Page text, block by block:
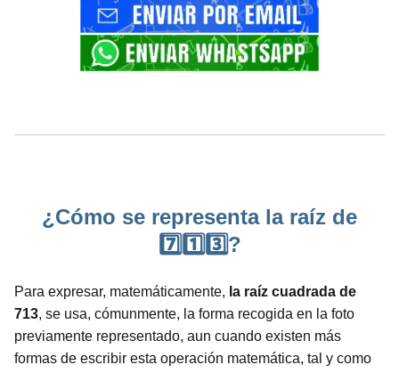
¿Cómo se representa la raíz de
7️⃣1️⃣3️⃣?
Para expresar, matemáticamente, la raíz cuadrada de
713, se usa, cómunmente, la forma recogida en la foto
previamente representado, aun cuando existen más
formas de escribir esta operación matemática, tal y como